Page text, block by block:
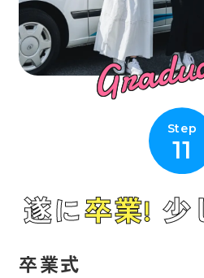
Step
11
遂に卒業! 少
卒業式